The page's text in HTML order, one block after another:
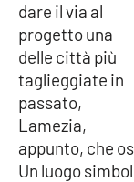
Società
Sport
RUBRICHE
Good
dare il via al
progetto una
delle città più
taglieggiate in
passato,
Lamezia,
appunto, che
Un luogo